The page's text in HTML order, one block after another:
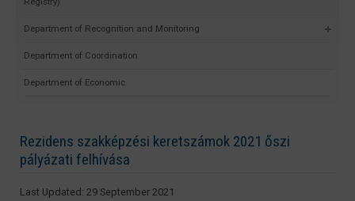
Department of Recognition and Monitoring
Department of Coordination
Department of Economic
Rezidens szakképzési keretszámok 2021 őszi
pályázati felhívása
Last Updated: 29 September 2021